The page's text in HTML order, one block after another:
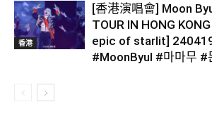
香港
[香港演唱會] Moon
TOUR IN HONG
epic of starlit]
#MoonByul #마마무 #